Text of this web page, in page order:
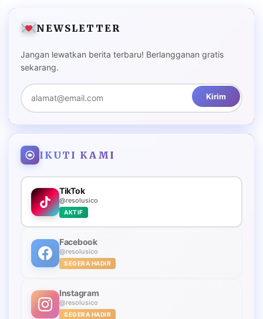
NEWSLETTER
Jangan lewatkan berita terbaru! Berlangganan gratis
sekarang.
Kirim
IKUTI KAMI
TikTok
@resolusico
AKTIF
Facebook
@resolusico
SEGERA HADIR
Instagram
@resolusico
SEGERA HADIR